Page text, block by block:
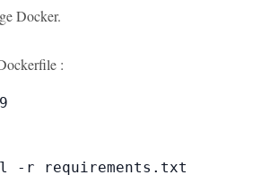
Docker.
:
-r requirements.txt